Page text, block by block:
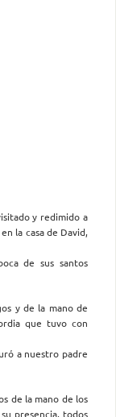
y redimido a
la casa de David,
de sus santos
y de la mano de
que tuvo con
a nuestro padre
de la mano de los
presencia, todos